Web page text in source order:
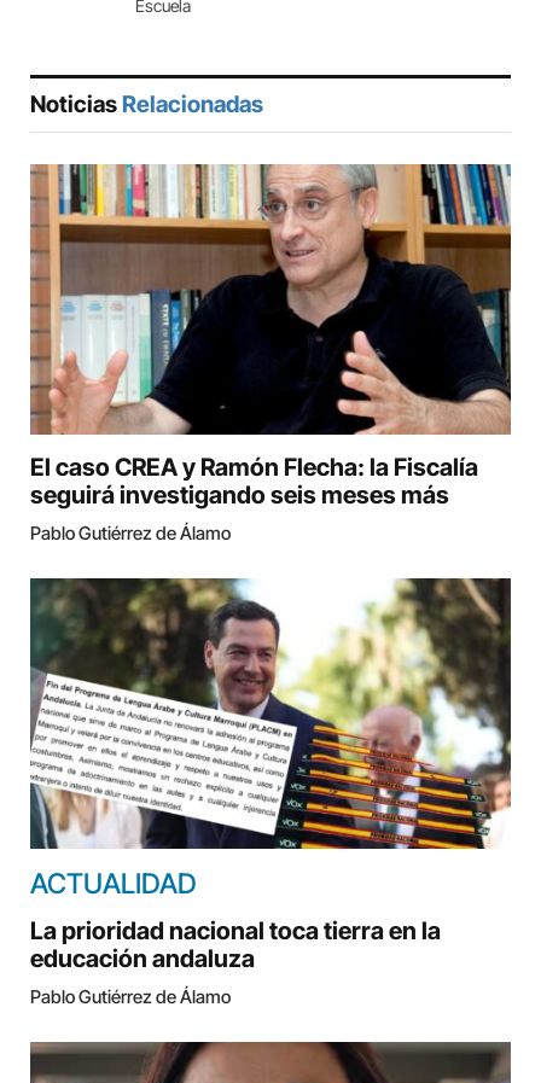
Escuela
Noticias Relacionadas
El caso CREA y Ramón Flecha: la Fiscalía
seguirá investigando seis meses más
Pablo Gutiérrez de Álamo
ACTUALIDAD
La prioridad nacional toca tierra en la
educación andaluza
Pablo Gutiérrez de Álamo